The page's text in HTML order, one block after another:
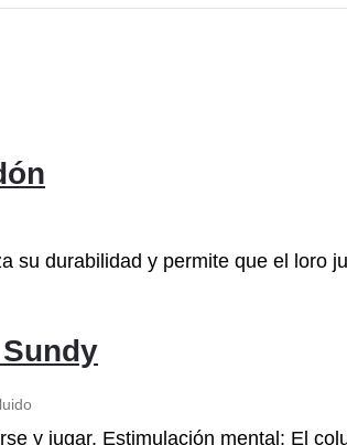
su durabilidad y permite que el loro
y jugar. Estimulación mental: El